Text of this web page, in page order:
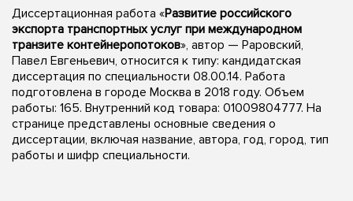
Диссертационная работа «Развитие российского
экспорта транспортных услуг при международном
транзите контейнеропотоков», автор — Раровский,
Павел Евгеньевич, относится к типу: кандидатская
диссертация по специальности 08.00.14. Работа
подготовлена в городе Москва в 2018 году. Объем
работы: 165. Внутренний код товара: 01009804777. На
странице представлены основные сведения о
диссертации, включая название, автора, год, город, тип
работы и шифр специальности.